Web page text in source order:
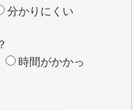
分かりにくい
時間がかかっ